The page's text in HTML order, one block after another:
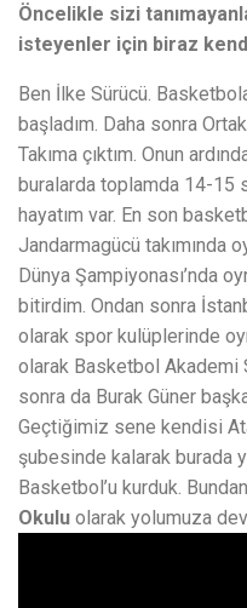
Öncelikle sizi
isteyenler için biraz
Ben İlke Sürücü.
başladım. Daha sonra
Takıma çıktım. Onun
buralarda toplamda 14-
hayatım var. En son
Jandarmagücü takımında
Dünya Şampiyonası’nda
bitirdim. Ondan sonra
olarak spor kulüplerinde
olarak Basketbol Akademi
sonra da Burak Güner
Geçtiğimiz sene kendisi
şubesinde kalarak burada
Basketbol’u kurduk.
Okulu olarak yolumuza